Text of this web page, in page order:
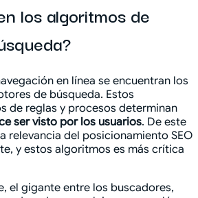
los algoritmos de
en línea se encuentran los
de búsqueda. Estos
de reglas y procesos determinan
ser visto por los usuarios. De este
relevancia del posicionamiento SEO
y estos algoritmos es más crítica
el gigante entre los buscadores,